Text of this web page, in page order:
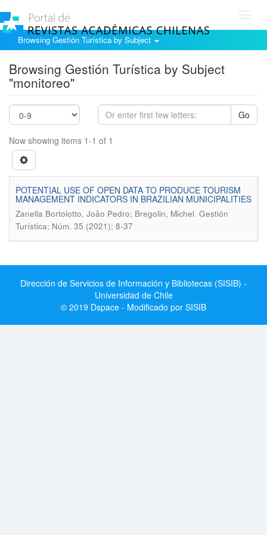
Browsing Gestión Turística by Subject
Browsing Gestión Turística by Subject
"monitoreo"
Go
Now showing items 1-1 of 1
POTENTIAL USE OF OPEN DATA TO PRODUCE TOURISM
MANAGEMENT INDICATORS IN BRAZILIAN MUNICIPALITIES
Zanella Bortolotto, João Pedro; Bregolin, Michel. Gestión
Turística; Núm. 35 (2021); 8-37
Dirección de Servicios de Información y Bibliotecas (SISIB) -
Universidad de Chile
© 2019 Dspace - Modificado por SISIB